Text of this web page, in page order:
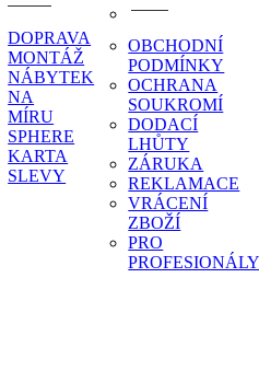
DOPRAVA
MONTÁŽ
NÁBYTEK
NA
MÍRU
SPHERE
KARTA
SLEVY
OBCHODNÍ
PODMÍNKY
OCHRANA
SOUKROMÍ
DODACÍ
LHŮTY
ZÁRUKA
REKLAMACE
VRÁCENÍ
ZBOŽÍ
PRO